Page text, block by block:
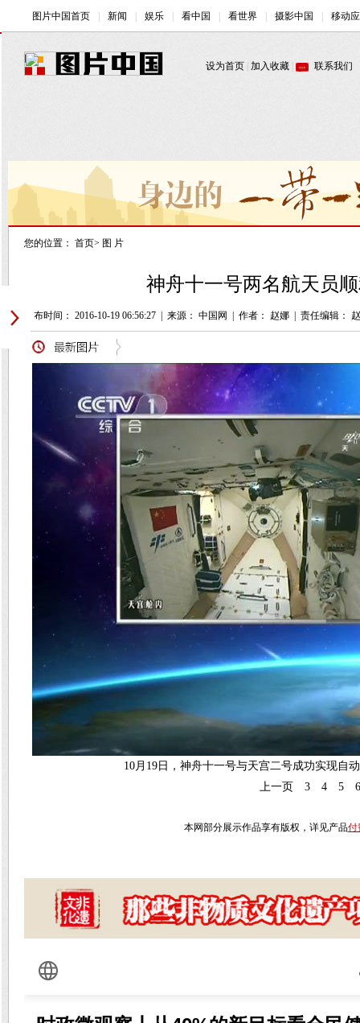
您的位置： 首页> 图 片
神舟十一号两名航天员
发布时间： 2016-10-19 06:56:27 来源： 中国网 作者： 赵娜 责任编辑：
10月19日，神舟十一号与天宫二号成功实现自
上一页
3 4 5 6
本网部分展示作品享有版权，详见产品付